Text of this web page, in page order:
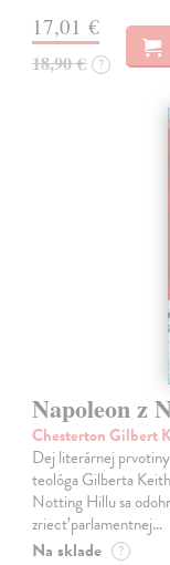
17,01 €
18,90 € ?
Napoleon z
Chesterton Gilbert
Dej literárnej
teológa Gilberta
Notting Hillu sa
zriecť parlamentnej…
Na sklade ?